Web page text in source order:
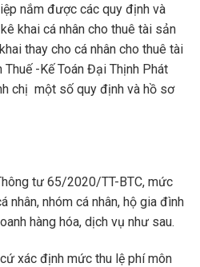
nắm được các quy định và
khai cá nhân cho thuê tài sản
thay cho cá nhân cho thuê tài
-Kế Toán Đại Thịnh Phát
chị một số quy định và hồ sơ
tư 65/2020/TT-BTC, mức
nhân, nhóm cá nhân, hộ gia đình
hàng hóa, dịch vụ như sau.
xác định mức thu lệ phí môn